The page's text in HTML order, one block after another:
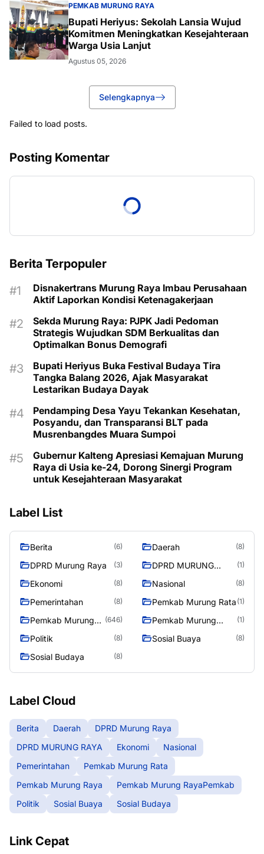
PEMKAB MURUNG RAYA
Bupati Heriyus: Sekolah Lansia Wujud
Komitmen Meningkatkan Kesejahteraan
Warga Usia Lanjut
Agustus 05, 2026
Selengkapnya
Failed to load posts.
Posting Komentar
Berita Terpopuler
Disnakertrans Murung Raya Imbau Perusahaan
Aktif Laporkan Kondisi Ketenagakerjaan
Sekda Murung Raya: PJPK Jadi Pedoman
Strategis Wujudkan SDM Berkualitas dan
Optimalkan Bonus Demografi
Bupati Heriyus Buka Festival Budaya Tira
Tangka Balang 2026, Ajak Masyarakat
Lestarikan Budaya Dayak
Pendamping Desa Yayu Tekankan Kesehatan,
Posyandu, dan Transparansi BLT pada
Musrenbangdes Muara Sumpoi
Gubernur Kalteng Apresiasi Kemajuan Murung
Raya di Usia ke-24, Dorong Sinergi Program
untuk Kesejahteraan Masyarakat
Label List
Berita (6) Daerah (8)
DPRD Murung Raya (3)
DPRD MURUNG
(1)
Ekonomi (8) Nasional (8)
Pemerintahan (8) Pemkab Murung Rata (1)
Pemkab Murung
(646)
Pemkab Murung
(1)
Politik (8) Sosial Buaya (8)
Sosial Budaya (8)
Label Cloud
Berita Daerah
DPRD Murung Raya
DPRD MURUNG RAYA
Ekonomi
Nasional
Pemerintahan
Pemkab Murung Rata
Pemkab Murung Raya
Pemkab Murung RayaPemkab
Politik
Sosial Buaya Sosial Budaya
Link Cepat